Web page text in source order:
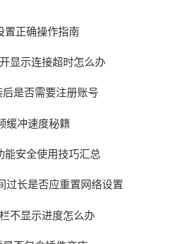
置正确操作指南
显示连接超时怎么办
后是否需要注册账号
缓冲速度秘籍
能安全使用技巧汇总
过长是否应重置网络设置
不显示进度怎么办